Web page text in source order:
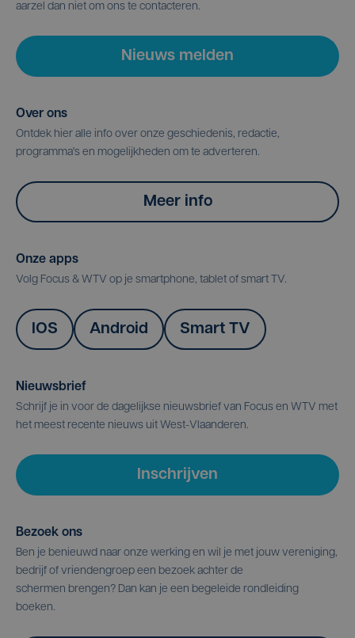
aarzel dan niet om ons te contacteren.
Nieuws melden
Over ons
Ontdek hier alle info over onze geschiedenis, redactie,
programma's en mogelijkheden om te adverteren.
Meer info
Onze apps
Volg Focus & WTV op je smartphone, tablet of smart TV.
IOS Android Smart TV
Nieuwsbrief
Schrijf je in voor de dagelijkse nieuwsbrief van Focus en WTV met
het meest recente nieuws uit West-Vlaanderen.
Inschrijven
Bezoek ons
Ben je benieuwd naar onze werking en wil je met jouw vereniging,
bedrijf of vriendengroep een bezoek achter de
schermen brengen? Dan kan je een begeleide rondleiding
boeken.